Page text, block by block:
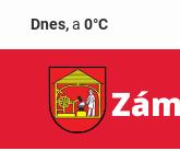
Dnes,a 0°C